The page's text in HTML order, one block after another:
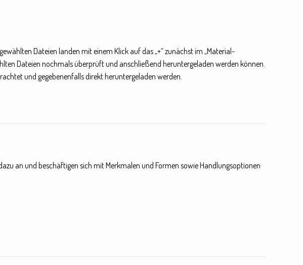
Dateien landen mit einem Klick auf das „+“ zunächst im „Material-
Dateien nochmals überprüft und anschließend heruntergeladen werden können.
und gegebenenfalls direkt heruntergeladen werden.
an und beschäftigen sich mit Merkmalen und Formen sowie Handlungsoptionen